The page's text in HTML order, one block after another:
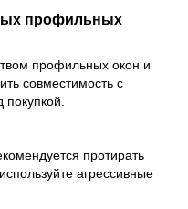
профильных
профильных окон и
совместимость с
протирать
агрессивные